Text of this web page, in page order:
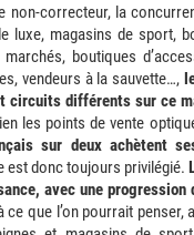
non-correcteur, la
luxe, magasins de sport,
boutiques
vendeurs à la sauvette…,
circuits différents sur ce
les points de vente
sur deux achètent
est donc toujours privilégié.
avec une progression
que l’on pourrait penser,